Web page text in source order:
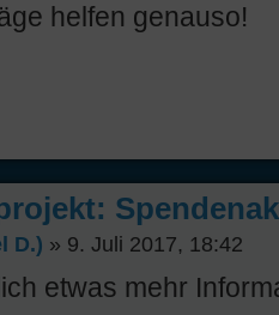
helfen genauso!
D.) » 9. Juli 2017, 18:42
etwas mehr